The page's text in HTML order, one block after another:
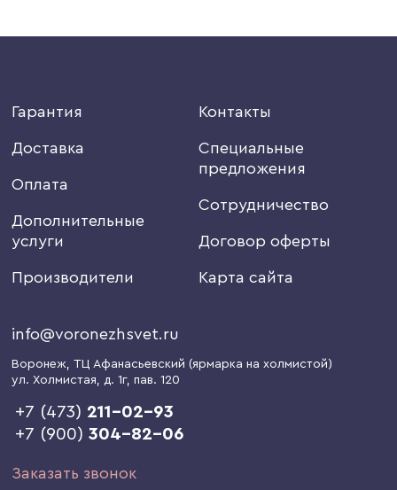
Гарантия
Доставка
Оплата
Дополнительные
услуги
Производители
Контакты
Специальные
предложения
Сотрудничество
Договор оферты
Карта сайта
info@voronezhsvet.ru
Воронеж, ТЦ Афанасьевский (ярмарка на холмистой)
ул. Холмистая, д. 1г, пав. 120
+7 (473) 211-02-93
+7 (900)304-82-06
Заказать звонок